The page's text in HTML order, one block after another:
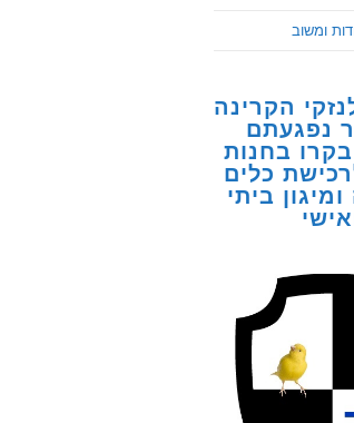
ומשוב
הקרינה
נפגעתם
בחנות
כלים
ביתי